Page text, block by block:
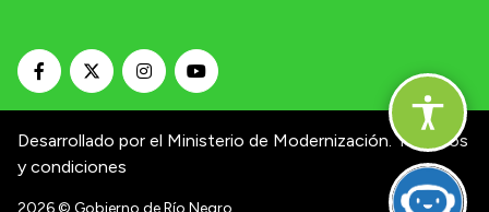
Desarrollado por el Ministerio de Modernización. Términos
y condiciones